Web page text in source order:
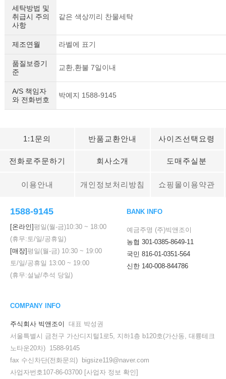
세탁방법 및
취급시 주의
사항
같은 색상끼리 찬물세탁
제조연월 라벨에 표기
품질보증기
준
교환,환불 7일이내
A/S 책임자
와 전화번호
박예지 1588-9145
1:1문의 반품교환안내 사이즈선택요령
전화로주문하기 회사소개 도매주실분
이용안내 개인정보처리방침 쇼핑몰이용약관
1588-9145
[온라인]평일(월-금)10:30 ~ 18:00
(휴무:토/일/공휴일)
[매장]평일(월-금) 10:30 ~ 19:00
토/일/공휴일 13:00 ~ 19:00
(휴무:설날/추석 당일)
BANK INFO
예금주명 (주)빅앤조이
농협 301-0385-8649-11
국민 816-01-0351-564
신한 140-008-844786
COMPANY INFO
주식회사 빅앤조이
대표 박성권
서울특별시 금천구 가산디지털1로5, 지하1층 b120호(가산동, 대륭테크
노타운20차) 1588-9145
fax 수신차단(전화문의) bigsize119@naver.com
사업자번호107-86-03700 [사업자 정보 확인]